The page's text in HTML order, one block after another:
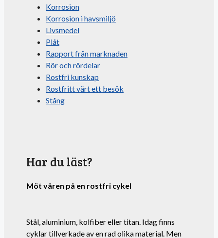
Korrosion
Korrosion i havsmiljö
Livsmedel
Plåt
Rapport från marknaden
Rör och rördelar
Rostfri kunskap
Rostfritt värt ett besök
Stång
Har du läst?
Möt våren på en rostfri cykel
Stål, aluminium, kolfiber eller titan. Idag finns
cyklar tillverkade av en rad olika material. Men